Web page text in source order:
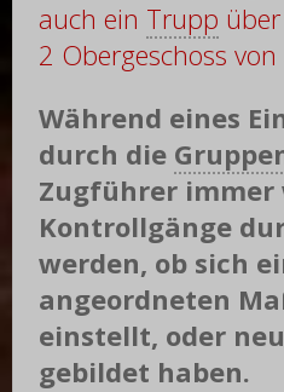
auch ein Trupp
2 Obergeschoss
Während eines
durch die
Zugführer immer
Kontrollgänge
werden, ob sich
angeordneten
einstellt, oder
gebildet haben.